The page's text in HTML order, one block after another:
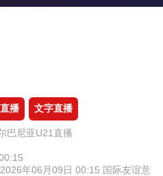
播 文字直播
巴尼亚U21直播
年06月09日 00:15 国际友谊意